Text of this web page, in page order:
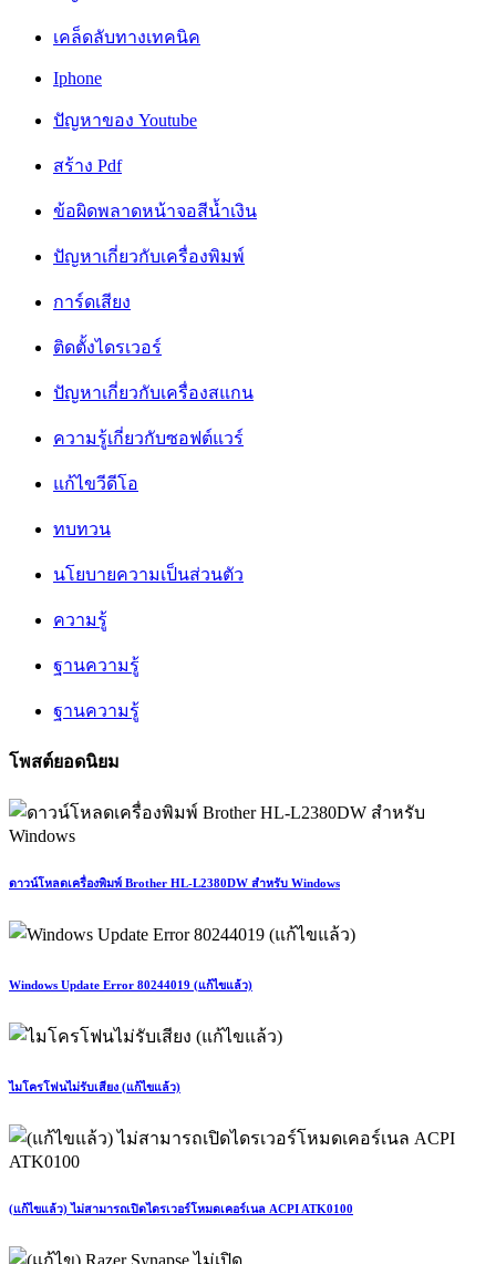
เคล็ดลับทางเทคนิค
Iphone
ปัญหาของ Youtube
สร้าง Pdf
ข้อผิดพลาดหน้าจอสีน้ำเงิน
ปัญหาเกี่ยวกับเครื่องพิมพ์
การ์ดเสียง
ติดตั้งไดรเวอร์
ปัญหาเกี่ยวกับเครื่องสแกน
ความรู้เกี่ยวกับซอฟต์แวร์
แก้ไขวีดีโอ
ทบทวน
นโยบายความเป็นส่วนตัว
ความรู้
ฐานความรู้
ฐานความรู้
โพสต์ยอดนิยม
ดาวน์โหลดเครื่องพิมพ์ Brother HL-L2380DW สำหรับ Windows
Windows Update Error 80244019 (แก้ไขแล้ว)
ไมโครโฟนไม่รับเสียง (แก้ไขแล้ว)
(แก้ไขแล้ว) ไม่สามารถเปิดไดรเวอร์โหมดเคอร์เนล ACPI ATK0100